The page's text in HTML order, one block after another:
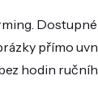
Dostupné
přímo
hodin